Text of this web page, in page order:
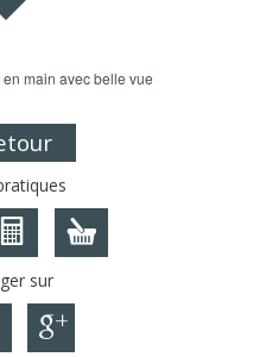
main avec belle vue
sur